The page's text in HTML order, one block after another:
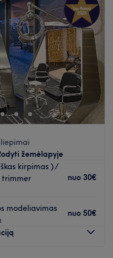
produktai:kirpykloje
ženklai ir produktai.
yra lengvai pasiekiamas
profilį
10:00–20:00
10:00–20:00
10:00–20:00
10:00–20:00
10:00–20:00
plaukų stilistas Vilniuje.
aukšto lygio kirpimo
suteiktų jums elegantišką ir
profilį
žemėlapyje
kirpimas ) /
trimmer
nuo 30€
modeliavimas
nuo 50€